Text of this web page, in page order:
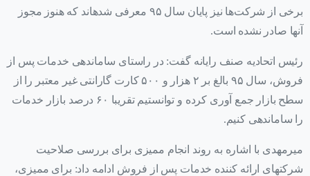
برخی از شرکت‌ها نیز پایان سال ۹۵ معرفی شده‎اند که هنوز مجوز
آنها صادر نشده است.
رئیس اتحادیه صنف رایانه گفت: در راستای ساماندهی خدمات پس از
فروش، سال ۹۵ بالغ بر ۲ هزار و ۵۰۰ کارت گارانتی غیر معتبر را از
سطح بازار جمع آوری کرده و توانستیم تقریبا ۶۰ درصد بازار خدمات
را ساماندهی کنیم.
میرمهدی با اشاره به روند انجام ممیزی برای بررسی صلاحیت
شرکتهای ارائه کننده خدمات پس از فروش ادامه داد: برای ممیزی،